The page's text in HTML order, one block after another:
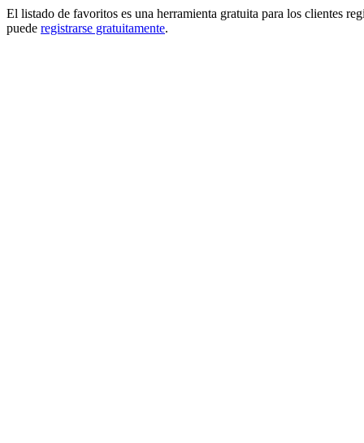
El listado de favoritos es una herramienta gratuita para los clientes
puede registrarse gratuitamente.